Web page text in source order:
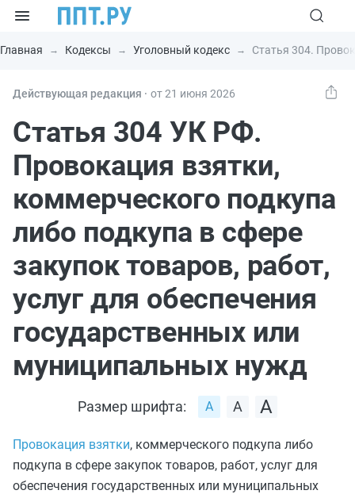
Главная Кодексы Уголовный кодекс Статья 304.
Действующая редакция ⸱ от 21 июня 2026
Статья 304 УК РФ.
Провокация взятки,
коммерческого подкупа
либо подкупа в сфере
закупок товаров, работ,
услуг для обеспечения
государственных или
муниципальных нужд
Размер шрифта:
Провокация взятки, коммерческого подкупа либо
подкупа в сфере закупок товаров, работ, услуг для
обеспечения государственных или муниципальных